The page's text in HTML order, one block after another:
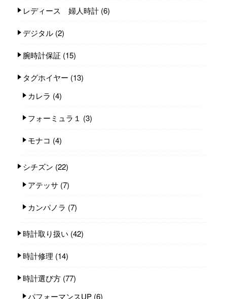
レディース 婦人時計 (6)
デジタル (2)
腕時計保証 (15)
タグホイヤー (13)
カレラ (4)
フォーミュラ１ (3)
モナコ (4)
シチズン (22)
アテッサ (7)
カンパノラ (7)
時計取り扱い (42)
時計修理 (14)
時計選び方 (77)
パフォーマンスUP (6)